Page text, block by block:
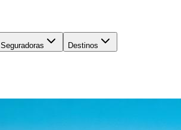
Seguradoras Destinos